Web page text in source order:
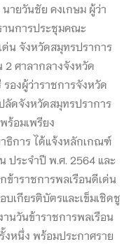
ายวันชัย คงเกษม ผู้ว่า
านการประชุมคณะ
ด่น จังหวัดสมุทรปราการ
ศาลากลางจังหวัด
องผู้ว่าราชการจังหวัด
ดจังหวัดสมุทรปราการ
ร้อมเพรียง
ธิการ ได้แจ้งหลักเกณฑ์
ประจำปี พ.ศ. 2564 และ
ข้าราชการพลเรือนดีเด่น
เกียรติบัตรและเข็มเชิดชู
นวันข้าราชการพลเรือน
งหนึ่ง พร้อมประกาศราย